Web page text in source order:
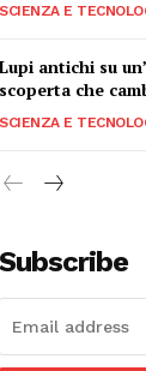
SCIENZA E
Lupi antichi su
scoperta che
SCIENZA E
Subscribe